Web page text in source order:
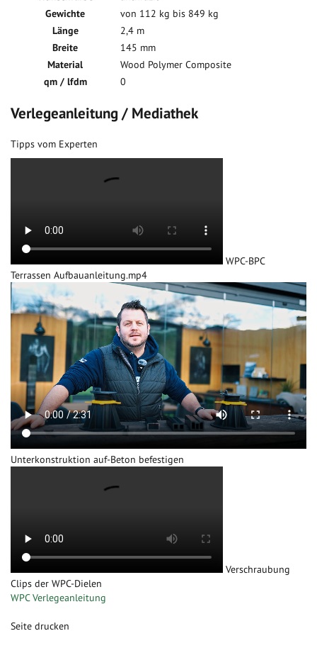
Gewichte
von 112 kg bis 849 kg
Länge
2,4 m
Breite
145 mm
Material
Wood Polymer Composite
qm / lfdm
0
Verlegeanleitung / Mediathek
Tipps vom Experten
WPC-BPC
Terrassen Aufbauanleitung.mp4
Unterkonstruktion auf-Beton befestigen
Verschraubung
Clips der WPC-Dielen
WPC Verlegeanleitung
Seite drucken